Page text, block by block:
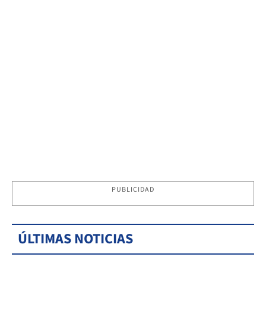
PUBLICIDAD
ÚLTIMAS NOTICIAS